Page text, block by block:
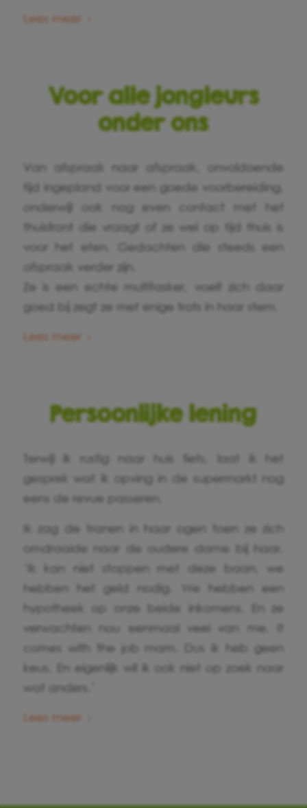
Lees meer
Voor alle jongleurs
onder ons
Van afspraak naar afspraak, onvoldoende
tijd ingepland voor een goede voorbereiding,
onderwijl ook nog even contact met het
thuisfront die vraagt of ze wel op tijd thuis is
voor het eten. Gedachten die steeds een
afspraak verder zijn.
Ze is een echte multitasker, voelt zich daar
goed bij zegt ze met enige trots in haar stem.
Lees meer
Persoonlijke lening
Terwijl ik rustig naar huis fiets, laat ik het
gesprek wat ik opving in de supermarkt nog
eens de revue passeren.
Ik zag de tranen in haar ogen toen ze zich
omdraaide naar de oudere dame bij haar.
‘Ik kan niet stoppen met deze baan, we
hebben het geld nodig. We hebben een
hypotheek op onze beide inkomens. En ze
verwachten nou eenmaal veel van me. It
comes with the job mam. Dus ik heb geen
keus. En eigenlijk wil ik ook niet op zoek naar
wat anders.’
Lees meer